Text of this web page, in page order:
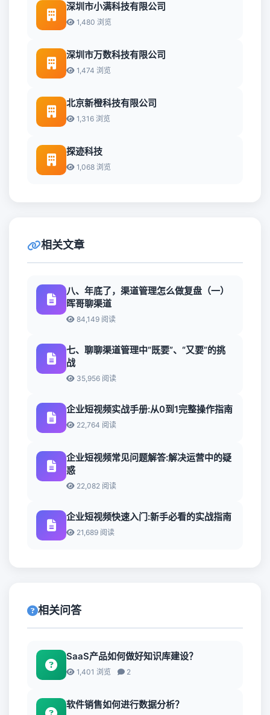
深圳市小满科技有限公司
1,480 浏览
深圳市万数科技有限公司
1,474 浏览
北京新橙科技有限公司
1,316 浏览
探迹科技
1,068 浏览
相关文章
八、年底了，渠道管理怎么做复盘（一）
晖哥聊渠道
84,149 阅读
七、聊聊渠道管理中“既要”、“又要”的挑
战
35,956 阅读
企业短视频实战手册:从0到1完整操作指南
22,764 阅读
企业短视频常见问题解答:解决运营中的疑
惑
22,082 阅读
企业短视频快速入门:新手必看的实战指南
21,689 阅读
相关问答
SaaS产品如何做好知识库建设？
1,401 浏览 2
软件销售如何进行数据分析？